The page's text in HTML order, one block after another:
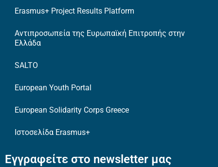
Erasmus+ Project Results Platform
Αντιπροσωπεία της Ευρωπαϊκή Επιτροπής στην
Ελλάδα
SALTO
European Youth Portal
European Solidarity Corps Greece
Ιστοσελίδα Erasmus+
Εγγραφείτε στο newsletter μας